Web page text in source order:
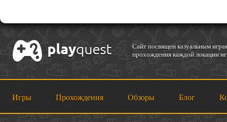
Cайт посвящен казуальным
прохождения каждой локации
Игры Прохождения Обзоры Блог